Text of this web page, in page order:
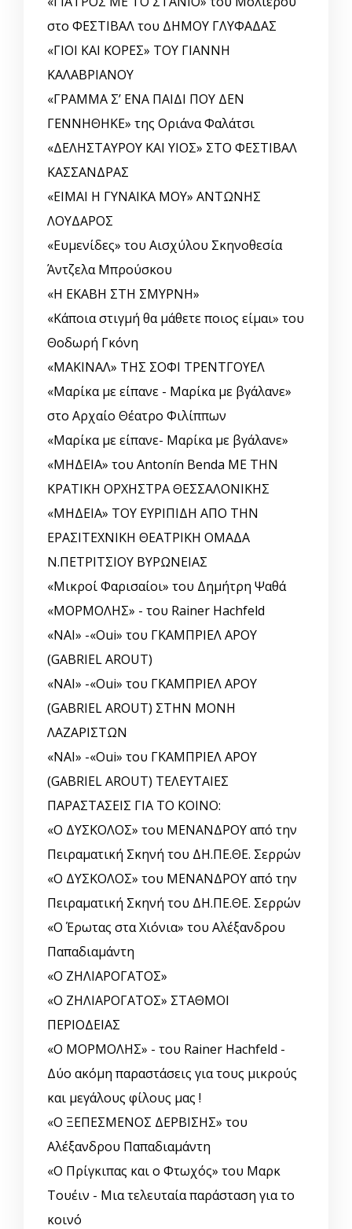
στο ΦΕΣΤΙΒΑΛ του ΔΗΜΟΥ ΓΛΥΦΑΔΑΣ
«ΓΙΟΙ ΚΑΙ ΚΟΡΕΣ» ΤΟΥ ΓΙΑΝΝΗ
ΚΑΛΑΒΡΙΑΝΟΥ
«ΓΡΑΜΜΑ Σ’ ΕΝΑ ΠΑΙΔΙ ΠΟΥ ΔΕΝ
ΓΕΝΝΗΘΗΚΕ» της Οριάνα Φαλάτσι
«ΔΕΛΗΣΤΑΥΡΟΥ ΚΑΙ ΥΙΟΣ» ΣΤΟ ΦΕΣΤΙΒΑΛ
ΚΑΣΣΑΝΔΡΑΣ
«ΕΙΜΑΙ Η ΓΥΝΑΙΚΑ ΜΟΥ» ΑΝΤΩΝΗΣ
ΛΟΥΔΑΡΟΣ
«Ευμενίδες» του Αισχύλου Σκηνοθεσία
Άντζελα Μπρούσκου
«Η ΕΚΑΒΗ ΣΤΗ ΣΜΥΡΝΗ»
«Κάποια στιγμή θα μάθετε ποιος είμαι» του
Θοδωρή Γκόνη
«ΜΑΚΙΝΑΛ» ΤΗΣ ΣΟΦΙ ΤΡΕΝΤΓΟΥΕΛ
«Μαρίκα με είπανε - Μαρίκα με βγάλανε»
στο Αρχαίο Θέατρο Φιλίππων
«Μαρίκα με είπανε- Μαρίκα με βγάλανε»
«ΜΗΔΕΙΑ» του Antonín Benda ΜΕ ΤΗΝ
ΚΡΑΤΙΚΗ ΟΡΧΗΣΤΡΑ ΘΕΣΣΑΛΟΝΙΚΗΣ
«ΜΗΔΕΙΑ» ΤΟΥ ΕΥΡΙΠΙΔΗ ΑΠΟ ΤΗΝ
ΕΡΑΣΙΤΕΧΝΙΚΗ ΘΕΑΤΡΙΚΗ ΟΜΑΔΑ
Ν.ΠΕΤΡΙΤΣΙΟΥ ΒΥΡΩΝΕΙΑΣ
«Μικροί Φαρισαίοι» του Δημήτρη Ψαθά
«ΜΟΡΜΟΛΗΣ» - του Rainer Hachfeld
«ΝΑΙ» -«Oui» του ΓΚΑΜΠΡΙΕΛ ΑΡΟΥ
(GABRIEL AROUT)
«ΝΑΙ» -«Oui» του ΓΚΑΜΠΡΙΕΛ ΑΡΟΥ
(GABRIEL AROUT) ΣΤΗΝ ΜΟΝΗ
ΛΑΖΑΡΙΣΤΩΝ
«ΝΑΙ» -«Oui» του ΓΚΑΜΠΡΙΕΛ ΑΡΟΥ
(GABRIEL AROUT) ΤΕΛΕΥΤΑΙΕΣ
ΠΑΡΑΣΤΑΣΕΙΣ ΓΙΑ ΤΟ ΚΟΙΝΟ:
«Ο ΔΥΣΚΟΛΟΣ» του ΜΕΝΑΝΔΡΟΥ από την
Πειραματική Σκηνή του ΔΗ.ΠΕ.ΘΕ. Σερρών
«Ο ΔΥΣΚΟΛΟΣ» του ΜΕΝΑΝΔΡΟΥ από την
Πειραματική Σκηνή του ΔΗ.ΠΕ.ΘΕ. Σερρών
«Ο Έρωτας στα Χιόνια» του Αλέξανδρου
Παπαδιαμάντη
«Ο ΖΗΛΙΑΡΟΓΑΤΟΣ»
«Ο ΖΗΛΙΑΡΟΓΑΤΟΣ» ΣΤΑΘΜΟΙ
ΠΕΡΙΟΔΕΙΑΣ
«Ο ΜΟΡΜΟΛΗΣ» - του Rainer Hachfeld -
Δύο ακόμη παραστάσεις για τους μικρούς
και μεγάλους φίλους μας !
«Ο ΞΕΠΕΣΜΕΝΟΣ ΔΕΡΒΙΣΗΣ» του
Αλέξανδρου Παπαδιαμάντη
«Ο Πρίγκιπας και ο Φτωχός» του Μαρκ
Τουέιν - Μια τελευταία παράσταση για το
κοινό